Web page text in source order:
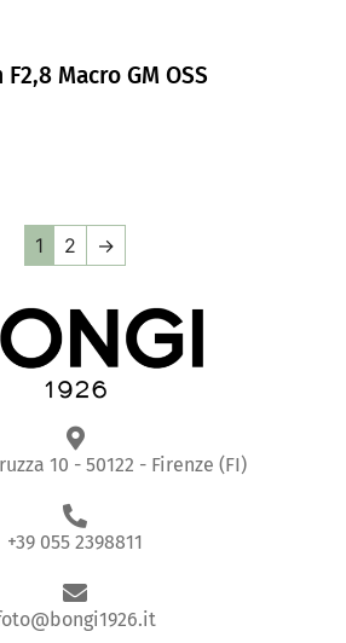
F2,8 Macro GM OSS
1 2 →
10 - 50122 - Firenze (FI)
+39 055 2398811